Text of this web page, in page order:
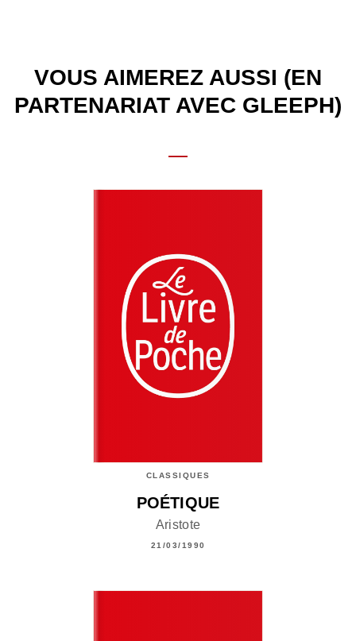
VOUS AIMEREZ AUSSI (EN
PARTENARIAT AVEC GLEEPH)
CLASSIQUES
POÉTIQUE
Aristote
21/03/1990